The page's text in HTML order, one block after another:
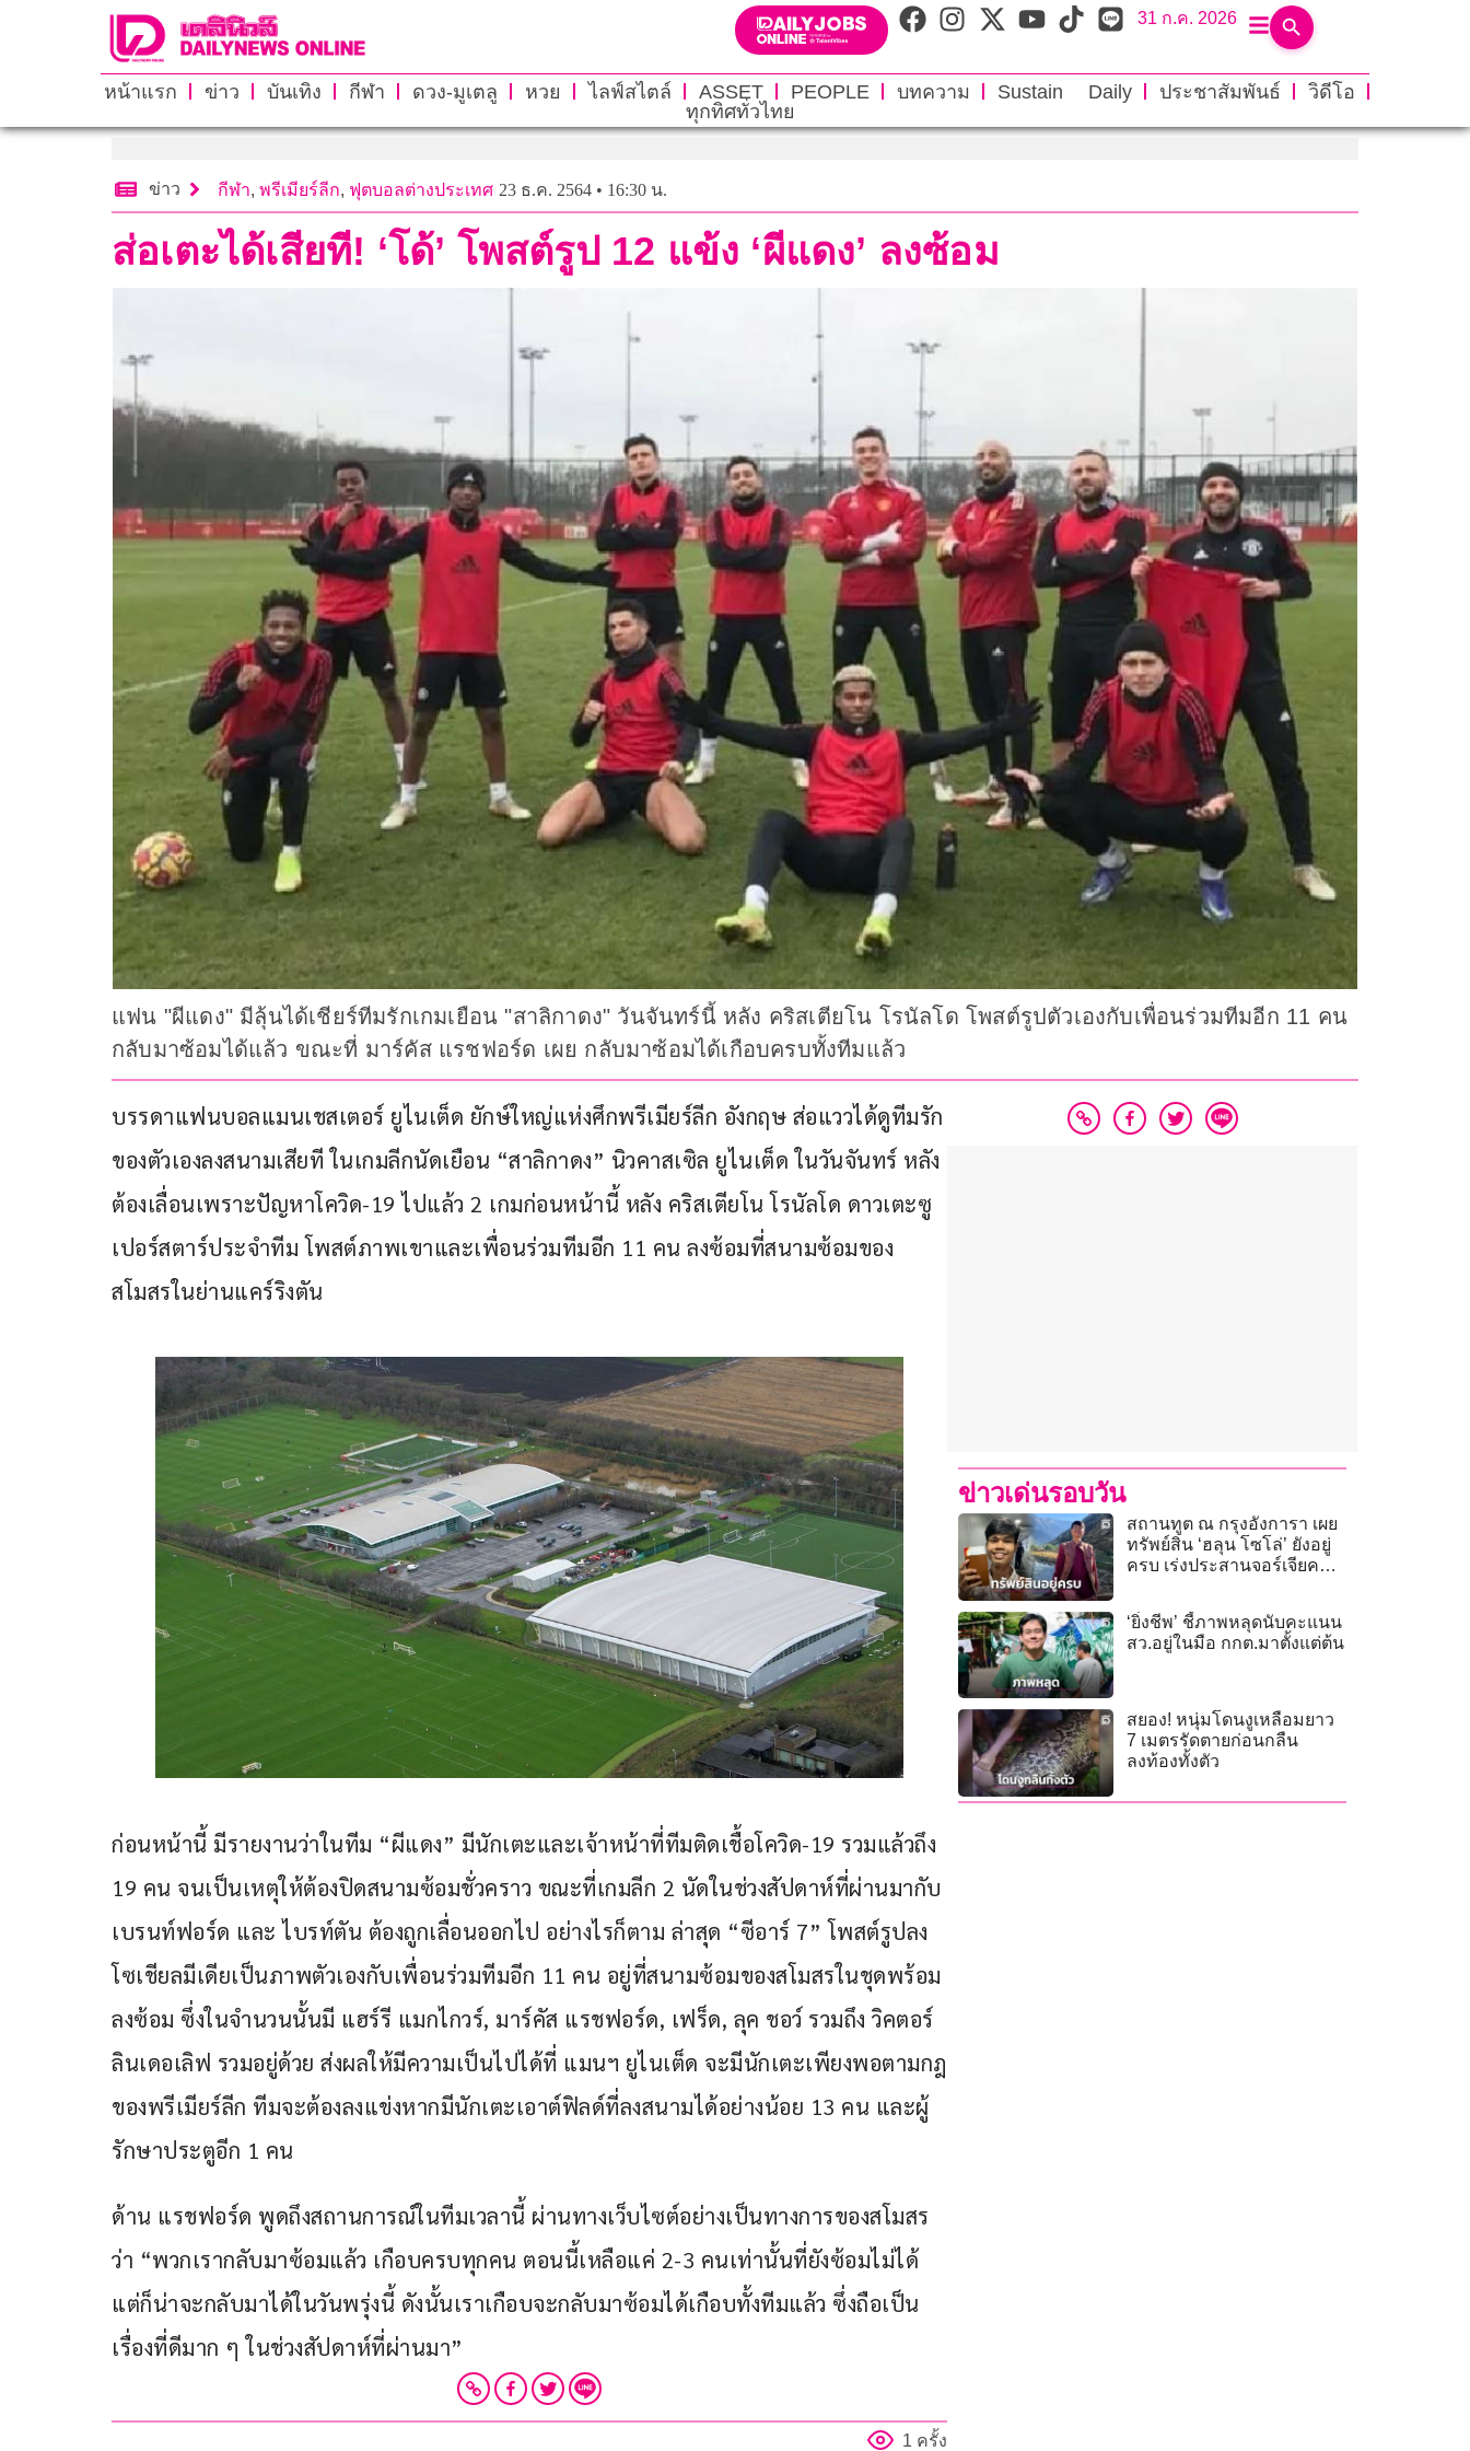
31 ก.ค. 2026
หน้าแรก ข่าว บันเทิง กีฬา ดวง-มูเตลู หวย ไลฟ์สไตล์ ASSET PEOPLE บทความ Sustain Daily ประชาสัมพันธ์
วิดีโอ
ทุกทิศทั่วไทย
ข่าว กีฬา, พรีเมียร์ลีก, ฟุตบอลต่างประเทศ 23 ธ.ค. 2564 • 16:30 น.
ส่อเตะได้เสียที! ‘โด้’ โพสต์รูป 12 แข้ง ‘ผีแดง’ ลงซ้อม
แฟน "ผีแดง" มีลุ้นได้เชียร์ทีมรักเกมเยือน "สาลิกาดง" วันจันทร์นี้ หลัง คริสเตียโน โรนัลโด โพสต์รูปตัวเองกับเพื่อนร่วมทีมอีก 11 คน
กลับมาซ้อมได้แล้ว ขณะที่ มาร์คัส แรชฟอร์ด เผย กลับมาซ้อมได้เกือบครบทั้งทีมแล้ว
บรรดาแฟนบอลแมนเชสเตอร์ ยูไนเต็ด ยักษ์ใหญ่แห่งศึกพรีเมียร์ลีก อังกฤษ ส่อแววได้ดูทีมรัก
ของตัวเองลงสนามเสียที ในเกมลีกนัดเยือน “สาลิกาดง” นิวคาสเซิล ยูไนเต็ด ในวันจันทร์ หลัง
ต้องเลื่อนเพราะปัญหาโควิด-19 ไปแล้ว 2 เกมก่อนหน้านี้ หลัง คริสเตียโน โรนัลโด ดาวเตะซู
เปอร์สตาร์ประจำทีม โพสต์ภาพเขาและเพื่อนร่วมทีมอีก 11 คน ลงซ้อมที่สนามซ้อมของ
สโมสรในย่านแคร์ริงตัน
ก่อนหน้านี้ มีรายงานว่าในทีม “ผีแดง” มีนักเตะและเจ้าหน้าที่ทีมติดเชื้อโควิด-19 รวมแล้วถึง
19 คน จนเป็นเหตุให้ต้องปิดสนามซ้อมชั่วคราว ขณะที่เกมลีก 2 นัดในช่วงสัปดาห์ที่ผ่านมากับ
เบรนท์ฟอร์ด และ ไบรท์ตัน ต้องถูกเลื่อนออกไป อย่างไรก็ตาม ล่าสุด “ซีอาร์ 7” โพสต์รูปลง
โซเชียลมีเดียเป็นภาพตัวเองกับเพื่อนร่วมทีมอีก 11 คน อยู่ที่สนามซ้อมของสโมสรในชุดพร้อม
ลงซ้อม ซึ่งในจำนวนนั้นมี แฮร์รี แมกไกวร์, มาร์คัส แรชฟอร์ด, เฟร็ด, ลุค ชอว์ รวมถึง วิคตอร์
ลินเดอเลิฟ รวมอยู่ด้วย ส่งผลให้มีความเป็นไปได้ที่ แมนฯ ยูไนเต็ด จะมีนักเตะเพียงพอตามกฎ
ของพรีเมียร์ลีก ทีมจะต้องลงแข่งหากมีนักเตะเอาต์ฟิลด์ที่ลงสนามได้อย่างน้อย 13 คน และผู้
รักษาประตูอีก 1 คน
ด้าน แรชฟอร์ด พูดถึงสถานการณ์ในทีมเวลานี้ ผ่านทางเว็บไซต์อย่างเป็นทางการของสโมสร
ว่า “พวกเรากลับมาซ้อมแล้ว เกือบครบทุกคน ตอนนี้เหลือแค่ 2-3 คนเท่านั้นที่ยังซ้อมไม่ได้
แต่ก็น่าจะกลับมาได้ในวันพรุ่งนี้ ดังนั้นเราเกือบจะกลับมาซ้อมได้เกือบทั้งทีมแล้ว ซึ่งถือเป็น
เรื่องที่ดีมาก ๆ ในช่วงสัปดาห์ที่ผ่านมา”
1 ครั้ง
ข่าวเด่นรอบวัน
สถานทูต ณ กรุงอังการา เผย
ทรัพย์สิน ‘ฮลุน โซโล่’ ยังอยู่
ครบ เร่งประสานจอร์เจียคลี่
‘ยิ่งชีพ’ ชี้ภาพหลุดนับคะแนน
สว.อยู่ในมือ กกต.มาตั้งแต่ต้น
สยอง! หนุ่มโดนงูเหลือมยาว
7 เมตรรัดตายก่อนกลืน
ลงท้องทั้งตัว